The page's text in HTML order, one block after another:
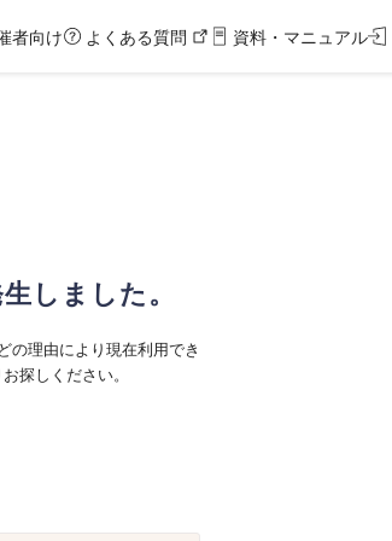
者向け よくある質問 資料・マニュアル
しました。
の理由により現在利用でき
探しください。